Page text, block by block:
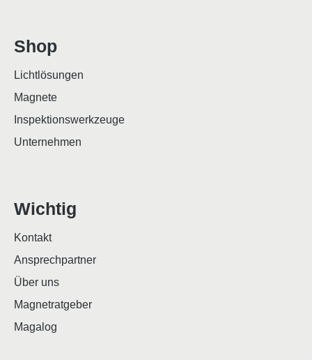
Shop
Lichtlösungen
Magnete
Inspektionswerkzeuge
Unternehmen
Wichtig
Kontakt
Ansprechpartner
Über uns
Magnetratgeber
Magalog